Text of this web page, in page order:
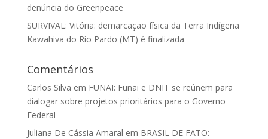
denúncia do Greenpeace
SURVIVAL: Vitória: demarcação física da Terra Indígena
Kawahiva do Rio Pardo (MT) é finalizada
Comentários
Carlos Silva em FUNAI: Funai e DNIT se reúnem para
dialogar sobre projetos prioritários para o Governo
Federal
Juliana De Cássia Amaral em BRASIL DE FATO: